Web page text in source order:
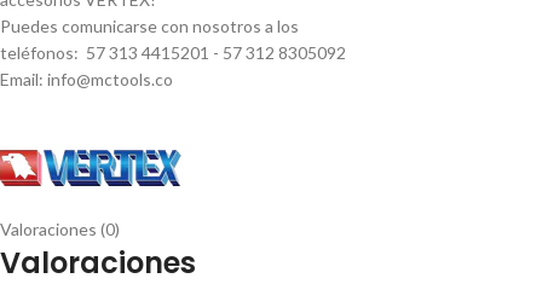
Puedes comunicarse con nosotros a los
teléfonos: 57 313 4415201 - 57 312 8305092
Email: info@mctools.co
Valoraciones (0)
Valoraciones